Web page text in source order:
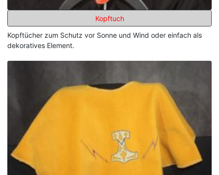
Kopftuch
Kopftücher zum Schutz vor Sonne und Wind oder einfach als
dekoratives Element.